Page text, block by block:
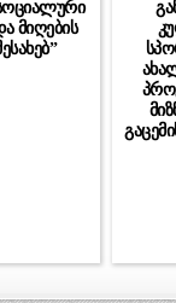
მიღების